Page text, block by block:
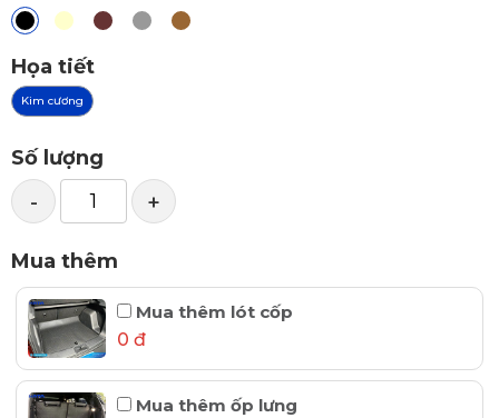
Họa tiết
Kim cương
Số lượng
- +
Mua thêm
Mua thêm lót cốp
0 đ
Mua thêm ốp lưng